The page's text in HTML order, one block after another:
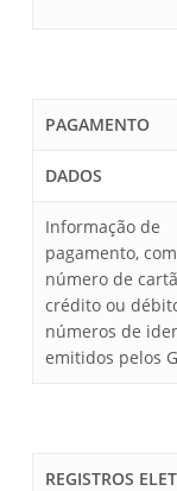
PAGAMENTO
DADOS
Informação de
pagamento,
número de
crédito ou
números de
emitidos pelos
REGISTROS